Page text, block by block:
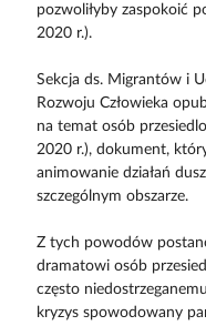
pozwoliłyby zaspokoić
2020 r.).
Sekcja ds. Migrantów i
Rozwoju Człowieka
na temat osób
2020 r.), dokument,
animowanie działań
szczególnym obszarze.
Z tych powodów
dramatowi osób
często
kryzys spowodowany